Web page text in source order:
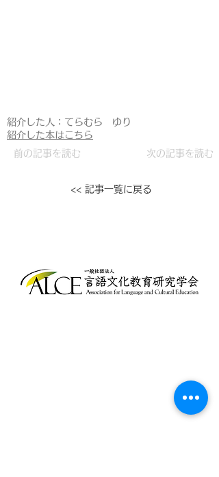
紹介した人：てらむら ゆり
紹介した本はこちら
前の記事を読む
次の記事を読む
<< 記事一覧に戻る